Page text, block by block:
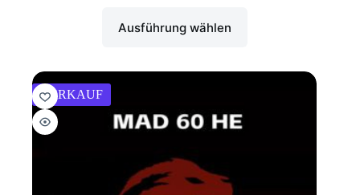
Ausführung wählen
VERKAUF